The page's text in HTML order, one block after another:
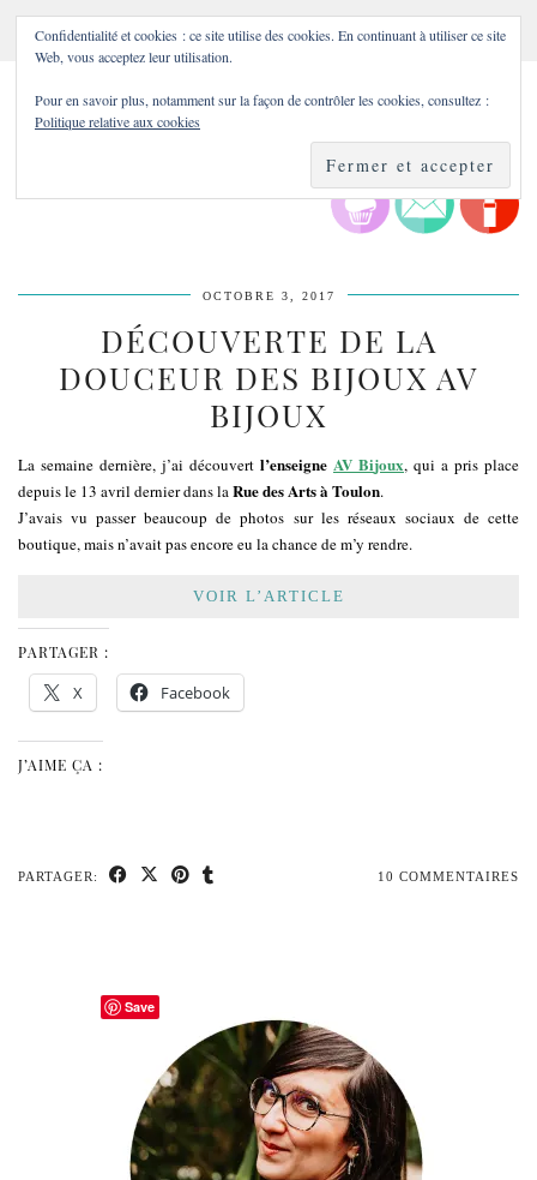
OCTOBRE 3, 2017
DÉCOUVERTE DE LA
DOUCEUR DES BIJOUX AV
BIJOUX
La semaine dernière, j’ai découvert l’enseigne AV Bijoux, qui a pris place
depuis le 13 avril dernier dans laRue des Arts à Toulon.
J’avais vu passer beaucoup de photos sur les réseaux sociaux de cette
boutique, mais n’avait pas encore eu la chance de m’y rendre.
VOIR L’ARTICLE
PARTAGER :
X Facebook
J’AIME ÇA :
PARTAGER: 10 COMMENTAIRES
Confidentialité et cookies : ce site utilise des cookies. En continuant à utiliser ce site
Web, vous acceptez leur utilisation.
Pour en savoir plus, notamment sur la façon de contrôler les cookies, consultez :
Politique relative aux cookies
Save